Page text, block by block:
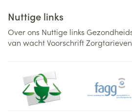
Nuttige links
Over ons Nuttige links
van wachtVoorschriftZorgtarieven